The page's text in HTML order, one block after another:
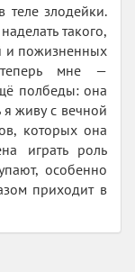
теле злодейки.
такого,
и пожизненных
теперь мне —
полбеды: она
я живу с вечной
которых она
играть роль
особенно
приходит в